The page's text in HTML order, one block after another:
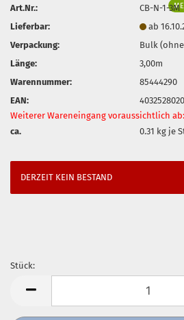
Art.Nr.:
CB-N-1-3M
Lieferbar:
ab
Verpackung:
Bulk
Länge:
3,00m
Warennummer:
85444290
EAN:
Weiterer Wareneingang voraussichtlich
ca.
0.31 kg je
DERZEIT KEIN BESTAND
Stück: